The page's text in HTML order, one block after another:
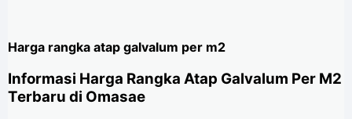
Harga rangka atap galvalum per m2
Informasi Harga Rangka Atap Galvalum Per M2
Terbaru di Omasae